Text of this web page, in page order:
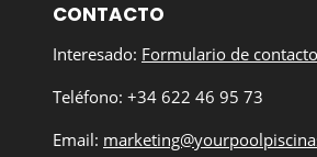
CONTACTO
Interesado: Formulario de contacto
Teléfono: +34 622 46 95 73
Email: